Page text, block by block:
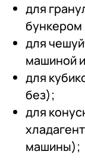
для
бункером
для
машиной
для
без);
для
машины);